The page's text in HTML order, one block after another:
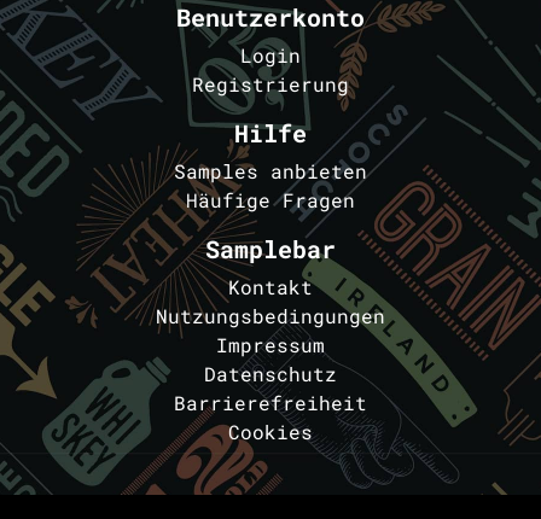
Benutzerkonto
Login
Registrierung
Hilfe
Samples anbieten
Häufige Fragen
Samplebar
Kontakt
Nutzungsbedingungen
Impressum
Datenschutz
Barrierefreiheit
Cookies